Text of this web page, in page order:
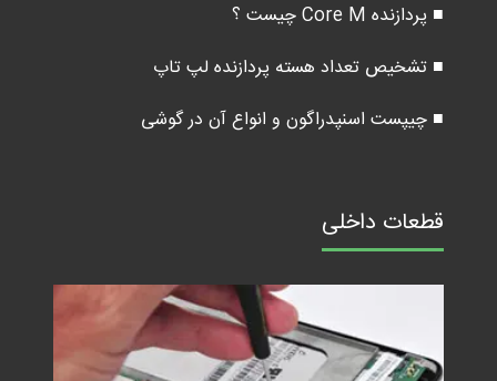
■ پردازنده Core M چیست ؟
■ تشخیص تعداد هسته پردازنده لپ تاپ
■ چیپست اسنپدراگون و انواع آن در گوشی
قطعات داخلی